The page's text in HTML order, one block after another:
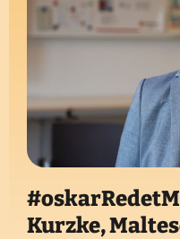
Kurzke,